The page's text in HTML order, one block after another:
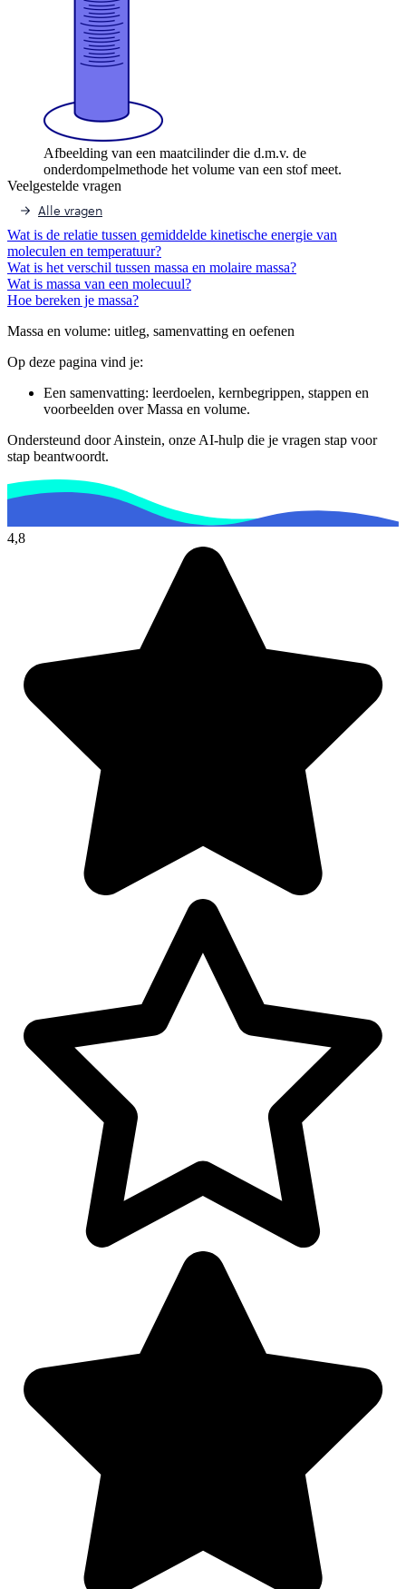
Afbeelding van een maatcilinder die d.m.v. de
onderdompelmethode het volume van een stof meet.
Veelgestelde vragen
Alle vragen
Wat is de relatie tussen gemiddelde kinetische energie van
moleculen en temperatuur?
Wat is het verschil tussen massa en molaire massa?
Wat is massa van een molecuul?
Hoe bereken je massa?
Massa en volume: uitleg, samenvatting en oefenen
Op deze pagina vind je:
Een samenvatting: leerdoelen, kernbegrippen, stappen en
voorbeelden overMassa en volume.
Ondersteund door Ainstein, onze AI-hulp die je vragen stap voor
stap beantwoordt.
4,8